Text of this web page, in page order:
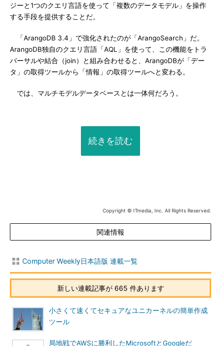
ジーと1つのクエリ言語を使って「複数のデータモデル」を操作
する手段を提供することだ。
「ArangoDB 3.4」で強化されたのが「ArangoSearch」だ。
ArangoDB独自のクエリ言語「AQL」を使って、この機能をトラ
バーサルや結合（join）と組み合わせると、ArangoDBが「デー
タ」の取得ツールから「情報」の取得ツールへと変わる。
では、マルチモデルデータベースとは一体何だろう。
続きを読む
Copyright © ITmedia, Inc. All Rights Reserved.
関連情報
Computer Weekly日本語版 連載一覧
新しい連載記事が 665 件あります
小さくて速くてセキュアなユニカーネルの簡単作成
ツール
局地戦でAWSに勝利したMicrosoftとGoogleだ